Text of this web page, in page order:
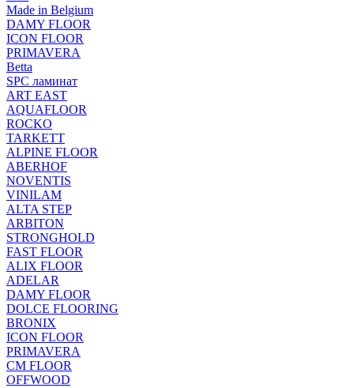
Made in Belgium
DAMY FLOOR
ICON FLOOR
PRIMAVERA
Betta
SPC ламинат
ART EAST
AQUAFLOOR
ROCKO
TARKETT
ALPINE FLOOR
ABERHOF
NOVENTIS
VINILAM
ALTA STEP
ARBITON
STRONGHOLD
FAST FLOOR
ALIX FLOOR
ADELAR
DAMY FLOOR
DOLCE FLOORING
BRONIX
ICON FLOOR
PRIMAVERA
CM FLOOR
OFFWOOD